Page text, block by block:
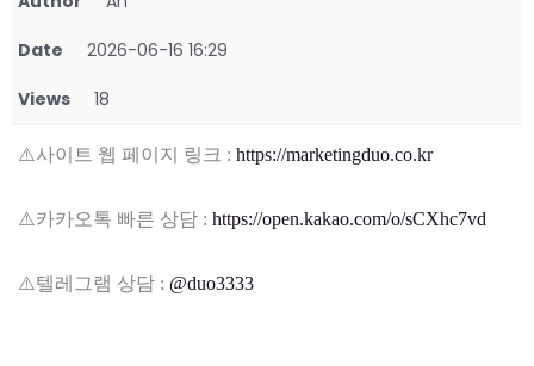
Date 2026-06-16 16:29
Views 18
⚠️사이트 웹 페이지 링크 : https://marketingduo.co.kr
⚠️카카오톡 빠른 상담 : https://open.kakao.com/o/sCXhc7vd
⚠️텔레그램 상담 : @duo3333